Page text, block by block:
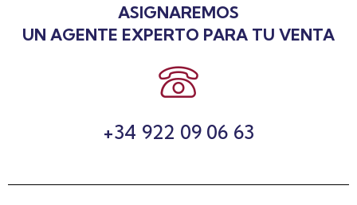
ASIGNAREMOS
UN AGENTE EXPERTO PARA TU VENTA
+34 922 09 06 63